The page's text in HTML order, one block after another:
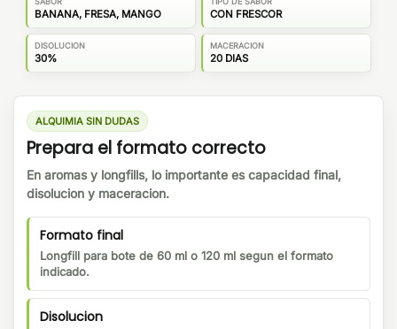
BANANA, FRESA, MANGO CON FRESCOR
DISOLUCION
30%
MACERACION
20 DIAS
ALQUIMIA SIN DUDAS
Prepara el formato correcto
En aromas y longfills, lo importante es capacidad final,
disolucion y maceracion.
Formato final
Longfill para bote de 60 ml o 120 ml segun el formato
indicado.
Disolucion